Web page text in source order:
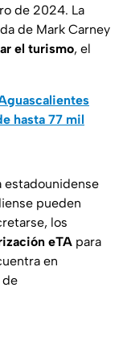
de 2024. La
de Mark Carney
el turismo, el
hasta 77 mil
estadounidense
pueden
los
eTA para
en
de